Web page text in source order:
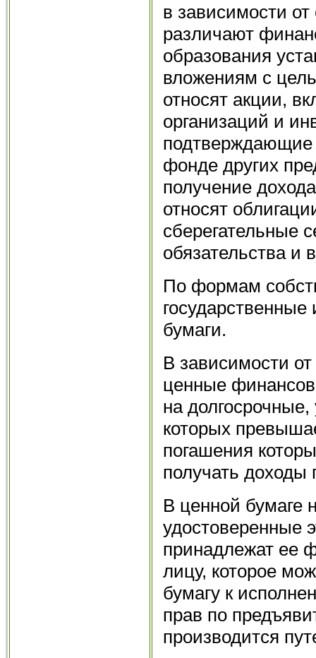
в зависимости
различают
образования
вложениям с
относят акции,
организаций и
подтверждающие
фонде других
получение
относят
сберегательные
обязательства и
По формам
бумаги.
В зависимости
ценные
на
которых
погашения
получать доходы
В ценной бумаге
удостоверенные
принадлежат ее
лицу, которое
бумагу к
прав по
производится